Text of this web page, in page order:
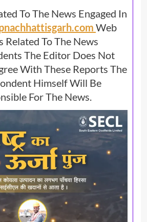
To The News Engaged In
Web
Related To The News
The Editor Does Not
With These Reports The
Himself Will Be
For The News.